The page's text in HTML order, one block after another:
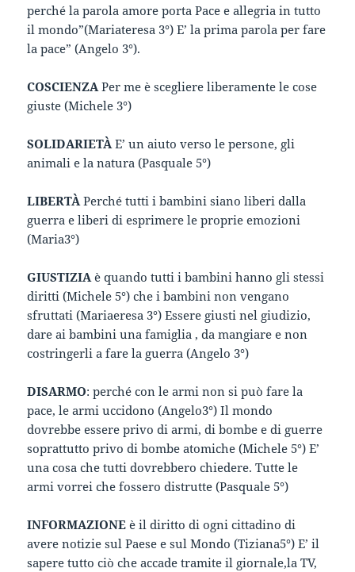
perché la parola amore porta Pace e allegria in tutto
il mondo”(Mariateresa 3°) E’ la prima parola per fare
la pace” (Angelo 3°).
COSCIENZA Per me è scegliere liberamente le cose
giuste (Michele 3°)
SOLIDARIETÀ E’ un aiuto verso le persone, gli
animali e la natura (Pasquale 5°)
LIBERTÀ Perché tutti i bambini siano liberi dalla
guerra e liberi di esprimere le proprie emozioni
(Maria3°)
GIUSTIZIA è quando tutti i bambini hanno gli stessi
diritti (Michele 5°) che i bambini non vengano
sfruttati (Mariaeresa 3°) Essere giusti nel giudizio,
dare ai bambini una famiglia , da mangiare e non
costringerli a fare la guerra (Angelo 3°)
DISARMO: perché con le armi non si può fare la
pace, le armi uccidono (Angelo3°) Il mondo
dovrebbe essere privo di armi, di bombe e di guerre
soprattutto privo di bombe atomiche (Michele 5°) E’
una cosa che tutti dovrebbero chiedere. Tutte le
armi vorrei che fossero distrutte (Pasquale 5°)
INFORMAZIONEè il diritto di ogni cittadino di
avere notizie sul Paese e sul Mondo (Tiziana5°) E’ il
sapere tutto ciò che accade tramite il giornale,la TV,